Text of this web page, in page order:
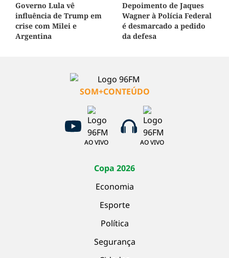
Governo Lula vê
influência de Trump em
crise com Milei e
Argentina
Depoimento de Jaques
Wagner à Polícia Federal
é desmarcado a pedido
da defesa
SOM+CONTEÚDO
AO VIVO AO VIVO
Copa 2026
Economia
Esporte
Política
Segurança